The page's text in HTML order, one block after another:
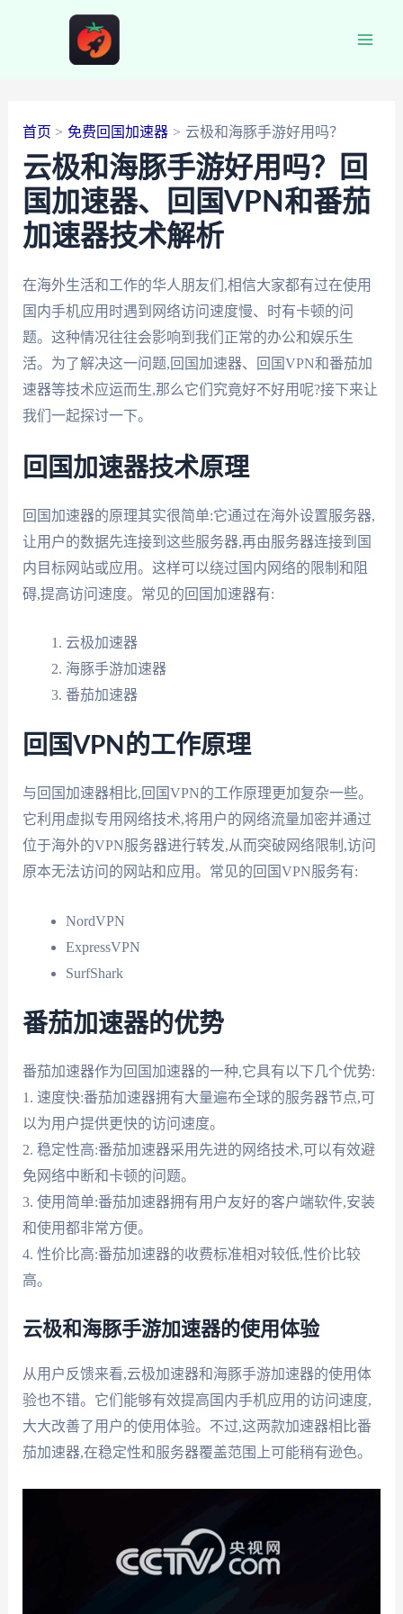
首页 免费回国加速器 云极和海豚手游好用吗？
云极和海豚手游好用吗？回
国加速器、回国VPN和番茄
加速器技术解析
在海外生活和工作的华人朋友们,相信大家都有过在使用
国内手机应用时遇到网络访问速度慢、时有卡顿的问
题。这种情况往往会影响到我们正常的办公和娱乐生
活。为了解决这一问题,回国加速器、回国VPN和番茄加
速器等技术应运而生,那么它们究竟好不好用呢?接下来让
我们一起探讨一下。
回国加速器技术原理
回国加速器的原理其实很简单:它通过在海外设置服务器,
让用户的数据先连接到这些服务器,再由服务器连接到国
内目标网站或应用。这样可以绕过国内网络的限制和阻
碍,提高访问速度。常见的回国加速器有:
云极加速器
海豚手游加速器
番茄加速器
回国VPN的工作原理
与回国加速器相比,回国VPN的工作原理更加复杂一些。
它利用虚拟专用网络技术,将用户的网络流量加密并通过
位于海外的VPN服务器进行转发,从而突破网络限制,访问
原本无法访问的网站和应用。常见的回国VPN服务有:
NordVPN
ExpressVPN
SurfShark
番茄加速器的优势
番茄加速器作为回国加速器的一种,它具有以下几个优势:
1. 速度快:番茄加速器拥有大量遍布全球的服务器节点,可
以为用户提供更快的访问速度。
2. 稳定性高:番茄加速器采用先进的网络技术,可以有效避
免网络中断和卡顿的问题。
3. 使用简单:番茄加速器拥有用户友好的客户端软件,安装
和使用都非常方便。
4. 性价比高:番茄加速器的收费标准相对较低,性价比较
高。
云极和海豚手游加速器的使用体验
从用户反馈来看,云极加速器和海豚手游加速器的使用体
验也不错。它们能够有效提高国内手机应用的访问速度,
大大改善了用户的使用体验。不过,这两款加速器相比番
茄加速器,在稳定性和服务器覆盖范围上可能稍有逊色。